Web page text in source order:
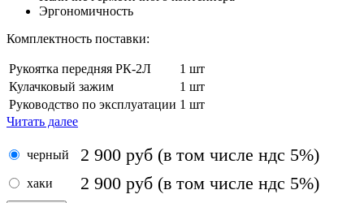
Эргономичность
Комплектность поставки:
Рукоятка передняя РК-2Л
1 шт
Кулачковый зажим
1 шт
Руководство по эксплуатации 1 шт
Читать далее
черный 2 900 руб (в том числе ндс 5%)
хаки 2 900 руб (в том числе ндс 5%)